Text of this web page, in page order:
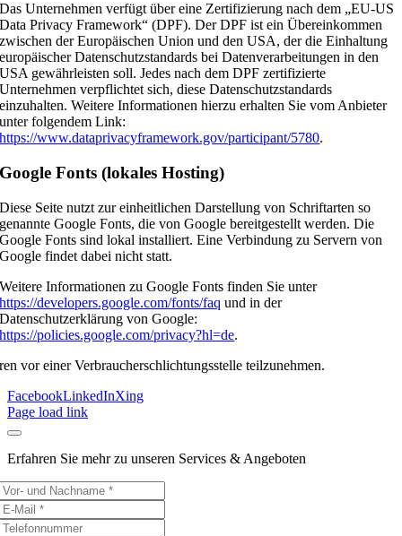
Das Unternehmen verfügt über eine Zertifizierung nach dem „EU-US
Data Privacy Framework“ (DPF). Der DPF ist ein Übereinkommen
zwischen der Europäischen Union und den USA, der die Einhaltung
europäischer Datenschutzstandards bei Datenverarbeitungen in den
USA gewährleisten soll. Jedes nach dem DPF zertifizierte
Unternehmen verpflichtet sich, diese Datenschutzstandards
einzuhalten. Weitere Informationen hierzu erhalten Sie vom Anbieter
unter folgendem Link:
https://www.dataprivacyframework.gov/participant/5780.
Google Fonts (lokales Hosting)
Diese Seite nutzt zur einheitlichen Darstellung von Schriftarten so
genannte Google Fonts, die von Google bereitgestellt werden. Die
Google Fonts sind lokal installiert. Eine Verbindung zu Servern von
Google findet dabei nicht statt.
Weitere Informationen zu Google Fonts finden Sie unter
https://developers.google.com/fonts/faq und in der
Datenschutzerklärung von Google:
https://policies.google.com/privacy?hl=de.
ren vor einer Verbraucherschlichtungsstelle teilzunehmen.
FacebookLinkedInXing
Page load link
Erfahren Sie mehr zu unseren Services & Angeboten